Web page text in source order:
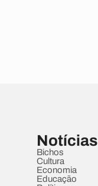
Notícias
Bichos
Cultura
Economia
Educação